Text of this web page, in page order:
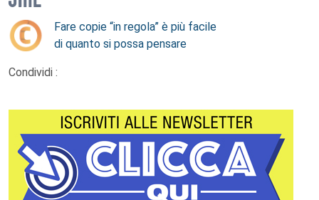
Fare copie “in regola” è più facile
di quanto si possa pensare
Condividi :